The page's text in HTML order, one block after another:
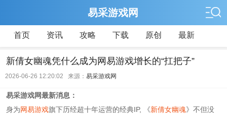
易采游戏网
首页 资讯 攻略 下载 原创 最新
新倩女幽魂凭什么成为网易游戏增长的“扛把子”
2026-06-26 12:20:02 来源： 易采游戏网
易采游戏网最新消息：
身为网易游戏旗下历经超十年运营的经典IP, 《新倩女幽魂》不但没